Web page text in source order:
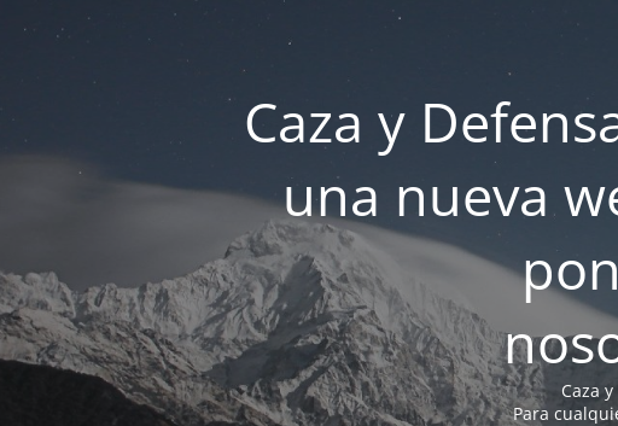
Caza y
una nueva
Caza
Para